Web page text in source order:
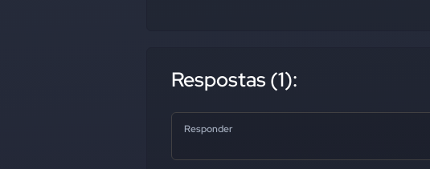
Respostas (1):
Responder